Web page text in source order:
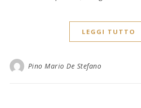
LEGGI TUTTO
Pino Mario De Stefano